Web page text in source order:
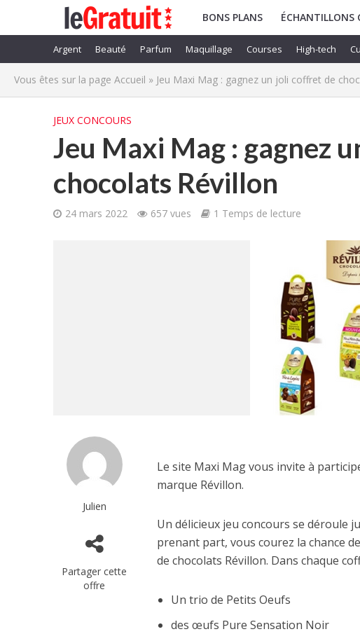
BONS PLANS ÉCHANTILLONS
Argent Beauté Parfum Maquillage Courses High-tech
Vous êtes sur la page Accueil » Jeu Maxi Mag : gagnez un joli coffret de
JEUX CONCOURS
Jeu Maxi Mag : gagnez
chocolats Révillon
24 mars 2022 657 vues 1 Temps de lecture
Julien
Partager cette
offre
Le site Maxi Mag vous invite à
marque Révillon.
Un délicieux jeu concours se déroule
prenant part, vous courez la chance
de chocolats Révillon. Dans chaque
Un trio de Petits Oeufs
des œufs Pure Sensation Noir